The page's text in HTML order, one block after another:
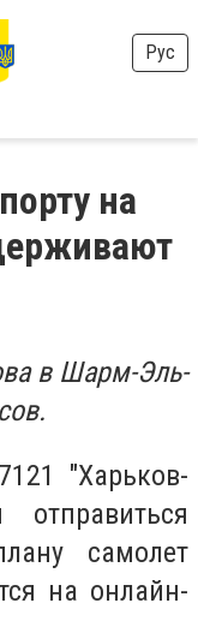
Рус
на
в Шарм-Эль-
"Харьков-
самолет
на онлайн-